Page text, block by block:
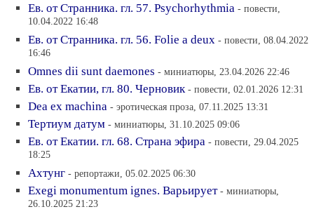
Ев. от Странника. гл. 57. Рsychorhythmia - повести,
10.04.2022 16:48
Ев. от Странника. гл. 56. Folie a deux - повести, 08.04.2022
16:46
Omnes dii sunt daemones - миниатюры, 23.04.2026 22:46
Ев. от Екатии, гл. 80. Черновик - повести, 02.01.2026 12:31
Dea ex machina - эротическая проза, 07.11.2025 13:31
Тертиум датум - миниатюры, 31.10.2025 09:06
Ев. от Екатии. гл. 68. Страна эфира - повести, 29.04.2025
18:25
Ахтунг - репортажи, 05.02.2025 06:30
Exegi monumentum ignes. Варьирует - миниатюры,
26.10.2025 21:23